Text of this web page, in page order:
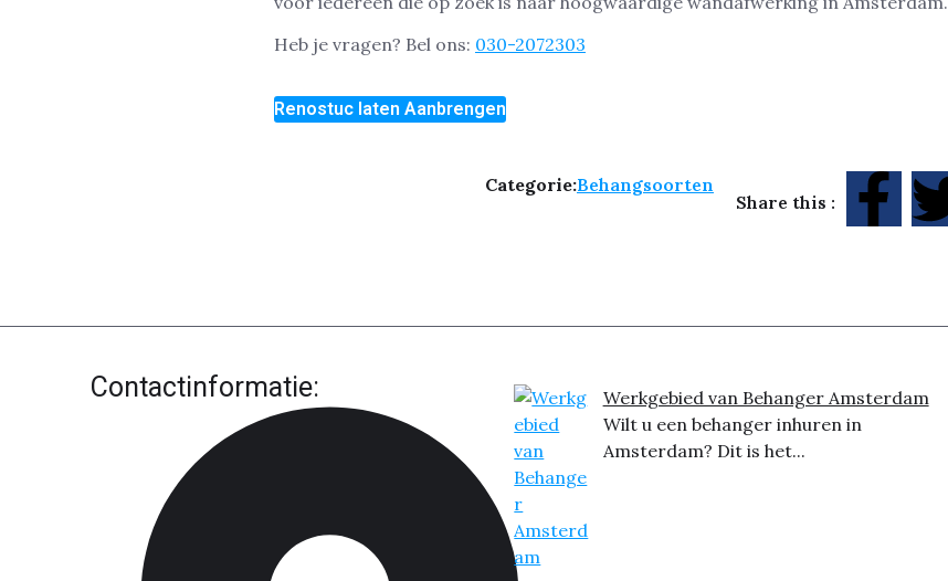
Heb je vragen? Bel ons: 030-2072303
Renostuc laten Aanbrengen
Categorie:Behangsoorten
Share this :
Contactinformatie:
Werkgebied van Behanger Amsterdam
Wilt u een behanger inhuren in
Amsterdam? Dit is het...